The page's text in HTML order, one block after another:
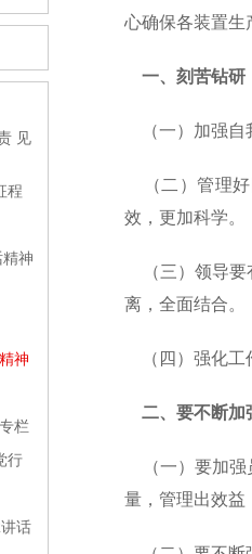
见
程
神
神
栏
行
话
心确保各装置生
一、刻苦钻研
（一）加强自
（二）管理好
效，更加科学。
（三）领导要
离，全面结合。
（四）强化工
二、要不断加
（一）要加强
量，管理出效益